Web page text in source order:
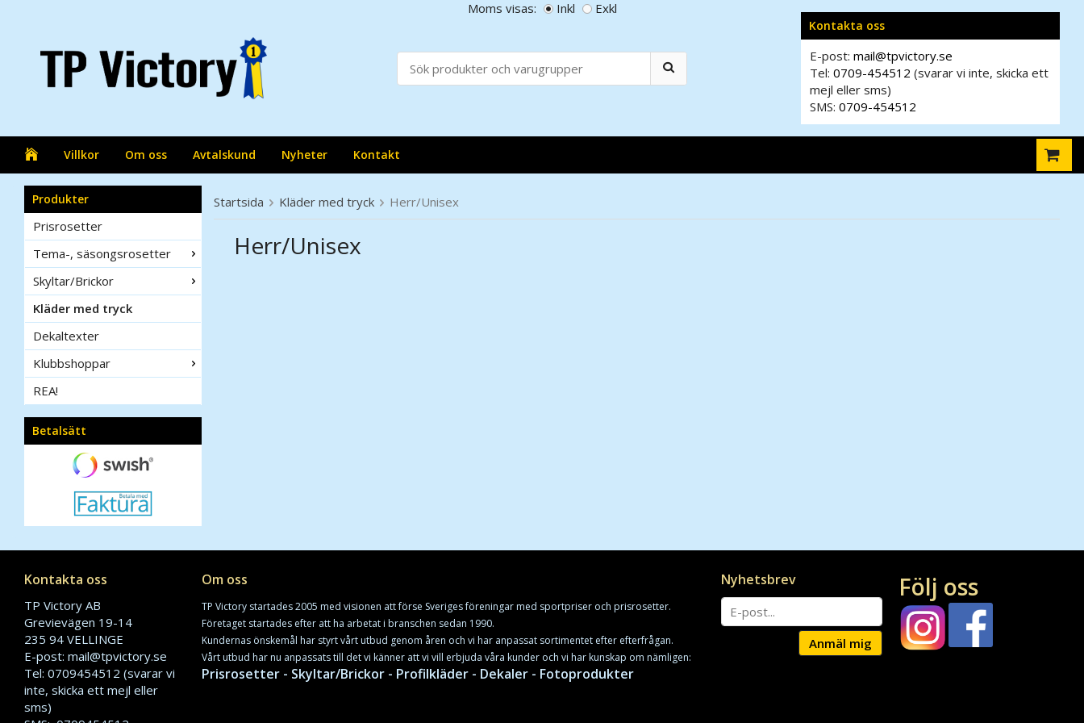
Kontakta oss
E-post: mail@tpvictory.se
Tel: 0709-454512 (svarar vi inte, skicka ett
mejl eller sms)
SMS: 0709-454512
Moms visas: Inkl Exkl
Villkor Om oss Avtalskund Nyheter Kontakt
Produkter
Prisrosetter
Tema-, säsongsrosetter
Skyltar/Brickor
Kläder med tryck
Dekaltexter
Klubbshoppar
REA!
Betalsätt
Startsida Kläder med tryck Herr/Unisex
Herr/Unisex
Kontakta oss
TP Victory AB
Grevievägen 19-14
235 94 VELLINGE
E-post: mail@tpvictory.se
Tel: 0709454512 (svarar vi
inte, skicka ett mejl eller
sms)
Följ oss
Nyhetsbrev
Anmäl mig
Om oss
TP Victory startades 2005 med visionen att förse Sveriges föreningar med sportpriser och prisrosetter.
Företaget startades efter att ha arbetat i branschen sedan 1990.
Kundernas önskemål har styrt vårt utbud genom åren och vi har anpassat sortimentet efter efterfrågan.
Vårt utbud har nu anpassats till det vi känner att vi vill erbjuda våra kunder och vi har kunskap om nämligen:
Prisrosetter - Skyltar/Brickor - Profilkläder - Dekaler - Fotoprodukter